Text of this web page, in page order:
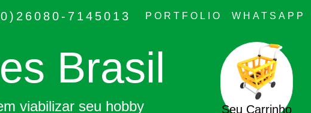
7145013 PORTFOLIO WHATSAPP
Brasil
viabilizar seu hobby Seu Carrinho